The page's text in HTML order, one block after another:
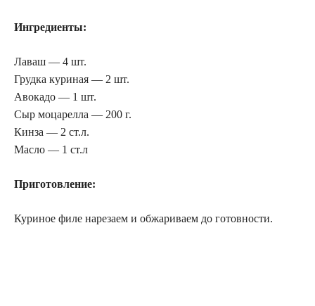
Ингредиенты:
Лаваш — 4 шт.
Грудка куриная — 2 шт.
Авокадо — 1 шт.
Сыр моцарелла — 200 г.
Кинза — 2 ст.л.
Масло — 1 ст.л
Приготовление:
Куриное филе нарезаем и обжариваем до готовности.